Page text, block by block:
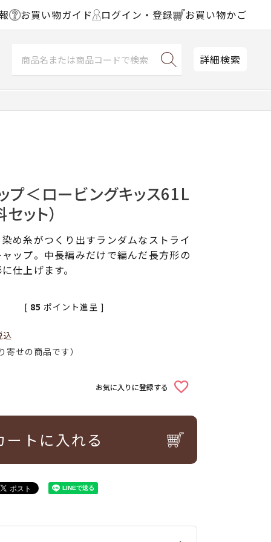
お買い物ガイド ログイン・登録 お買い物かご
詳細検索
プ＜ロービングキッス61L
ット）
め糸がつくり出すランダムなストライ
ップ。中長編みだけで編んだ長方形の
仕上げます。
込
[ 85 ポイント進呈 ]
せの商品です）
お気に入りに登録する
ートに入れる